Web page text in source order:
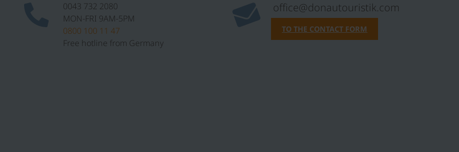
0043 732 2080
MON-FRI 9AM-5PM
0800 100 11 47
Free hotline from Germany
office@donautouristik.com
TO THE CONTACT FORM